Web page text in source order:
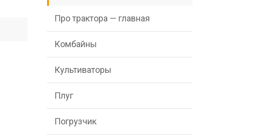
Про трактора — главная
Комбайны
Культиваторы
Плуг
Погрузчик